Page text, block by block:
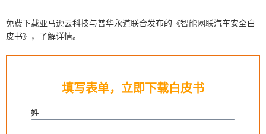
免费下载亚马逊云科技与普华永道联合发布的《智能网联汽车安全白
皮书》，了解详情。
填写表单，立即下载白皮书
姓